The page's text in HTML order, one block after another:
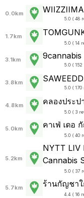
0.0km
5.0 ( 48
1.7km
5.0 ( 14
3.1km 9cannabis
5.0 (
3.8km
5.0 ( 170
4.8km คลองประ
5.0 ( 3
5.0km คาเฟ่ เดอ
5.0 ( 40
5.2km
NYTT LIV
Cannabis
5.0 ( 37
5.7km ร้านกัญชาใ
4.4 ( 16